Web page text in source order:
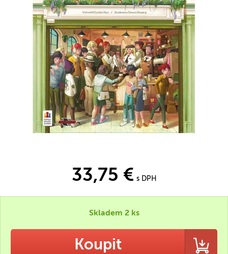
33,75 € s DPH
Skladem 2 ks
Koupit